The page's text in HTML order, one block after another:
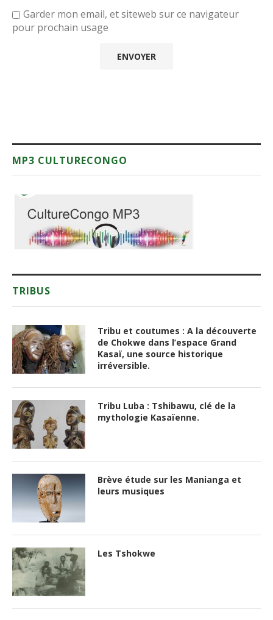
Garder mon email, et siteweb sur ce navigateur
pour prochain usage
MP3 CULTURECONGO
TRIBUS
Tribu et coutumes : A la découverte
de Chokwe dans l’espace Grand
Kasaï, une source historique
irréversible.
Tribu Luba : Tshibawu, clé de la
mythologie Kasaïenne.
Brève étude sur les Manianga et
leurs musiques
Les Tshokwe